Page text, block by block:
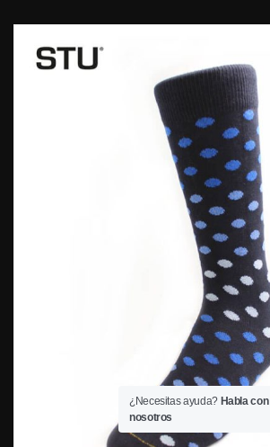
¿Necesitas ayuda? Habla con
nosotros